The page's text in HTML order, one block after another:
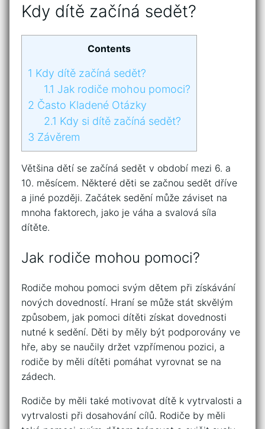
Kdy dítě začíná sedět?
Contents
1 Kdy dítě začíná sedět?
1.1 Jak rodiče mohou pomoci?
2 Často Kladené Otázky
2.1 Kdy si dítě začíná sedět?
3 Závěrem
Většina dětí se začíná sedět v období mezi 6. a
10. měsícem. Některé děti se začnou sedět dříve
a jiné později. Začátek sedění může záviset na
mnoha faktorech, jako je váha a svalová síla
dítěte.
Jak rodiče mohou pomoci?
Rodiče mohou pomoci svým dětem při získávání
nových dovedností. Hraní se může stát skvělým
způsobem, jak pomoci dítěti získat dovednosti
nutné k sedění. Děti by měly být podporovány ve
hře, aby se naučily držet vzpřímenou pozici, a
rodiče by měli dítěti pomáhat vyrovnat se na
zádech.
Rodiče by měli také motivovat dítě k vytrvalosti a
vytrvalosti při dosahování cílů. Rodiče by měli